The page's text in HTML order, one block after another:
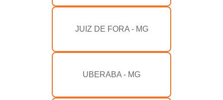
JUIZ DE FORA - MG
UBERABA - MG